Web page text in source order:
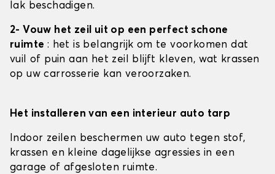
lak beschadigen.
2- Vouw het zeil uit op een perfect schone
ruimte : het is belangrijk om te voorkomen dat
vuil of puin aan het zeil blijft kleven, wat krassen
op uw carrosserie kan veroorzaken.
Het installeren van een interieur auto tarp
Indoor zeilen beschermen uw auto tegen stof,
krassen en kleine dagelijkse agressies in een
garage of afgesloten ruimte.